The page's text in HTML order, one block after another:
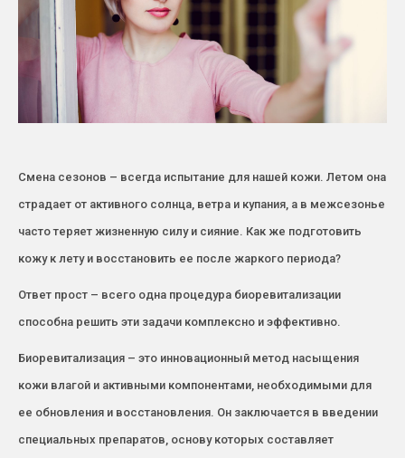
Смена сезонов – всегда испытание для нашей кожи. Летом она
страдает от активного солнца, ветра и купания, а в межсезонье
часто теряет жизненную силу и сияние. Как же подготовить
кожу к лету и восстановить ее после жаркого периода?
Ответ прост – всего одна процедура биоревитализации
способна решить эти задачи комплексно и эффективно.
Биоревитализация – это инновационный метод насыщения
кожи влагой и активными компонентами, необходимыми для
ее обновления и восстановления. Он заключается в введении
специальных препаратов, основу которых составляет